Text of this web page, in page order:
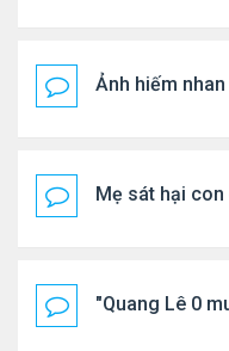
Ảnh hiếm
Mẹ sát hại con
"Quang Lê 0